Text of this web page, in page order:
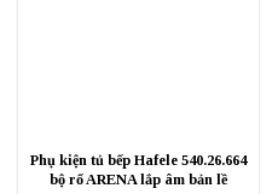
Phụ kiện tủ bếp Hafele 540.26.664
bộ rổ ARENA lắp âm bản lề